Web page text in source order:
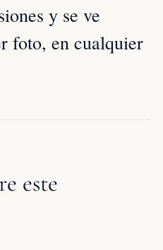
y se ve
foto, en cualquier
este